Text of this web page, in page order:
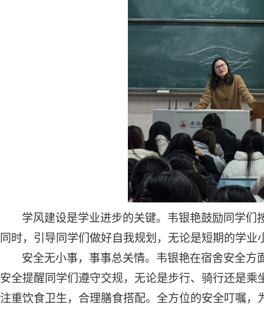
学风建设是学业进步的关键。 韦银艳鼓励同学们
同时，引导同学们做好自我规划，无论是短期的学
安全无小事，事事总关情。 韦银艳在宿舍安全方
安全提醒同学们遵守交规，无论是步行、骑行还是
注重饮食卫生，合理膳食搭配。全方位的安全叮嘱，